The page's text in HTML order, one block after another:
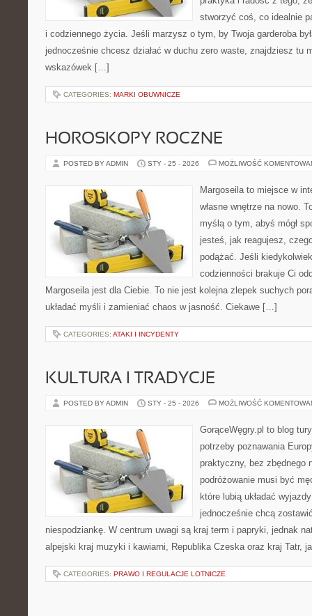
stworzyć coś, co idealnie
i codziennego życia. Jeśli marzysz o tym, by Twoja garderoba
jednocześnie chcesz działać w duchu zero waste, znajdziesz tu
wskazówek […]
CATEGORIES: MARKI OBUWNICZE
HOROSKOPY ROCZNE
POSTED BY ADMIN STY - 25 - 2026 MOŻLIWOŚĆ
Margoseila to miejsce w
własne wnętrze na nowo.
myślą o tym, abyś mógł
jesteś, jak reagujesz,
podążać. Jeśli
codzienności brakuje Ci
Margoseila jest dla Ciebie. To nie jest kolejna zlepek suchych
układać myśli i zamieniać chaos w jasność. Ciekawe […]
CATEGORIES: ATAKI I INCYDENTY
KULTURA I TRADYCJE
POSTED BY ADMIN STY - 25 - 2026 MOŻLIWOŚĆ
GorąceWęgry.pl to blog
potrzeby poznawania
praktyczny, bez zbędnego
podróżowanie musi być
które lubią układać
jednocześnie chcą
niespodziankę. W centrum uwagi są kraj term i papryki, jednak
alpejski kraj muzyki i kawiarni, Republika Czeska oraz kraj Tatr,
CATEGORIES: PRAWO I REGULACJE LOTNICZE